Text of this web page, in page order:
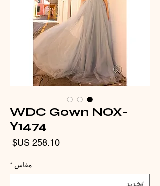
WDC Gown NOX-
Y1474
مقاس *